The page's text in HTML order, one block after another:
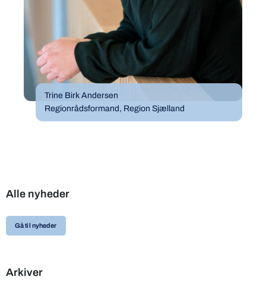
Trine Birk Andersen
Regionrådsformand, Region Sjælland
Alle nyheder
Gå til nyheder
Arkiver